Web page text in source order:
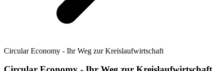
Circular Economy - Ihr Weg zur Kreislaufwirtschaft